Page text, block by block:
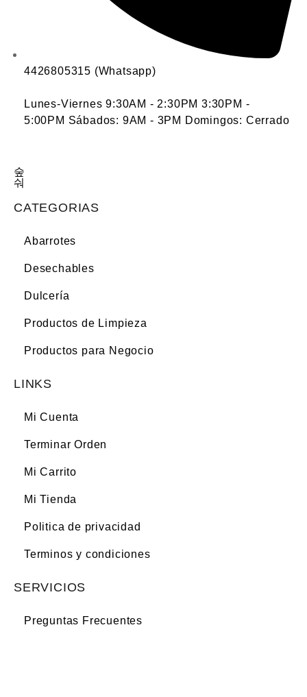
4426805315 (Whatsapp)
Lunes-Viernes 9:30AM - 2:30PM 3:30PM -
5:00PM Sábados: 9AM - 3PM Domingos: Cerrado
CATEGORIAS
Abarrotes
Desechables
Dulcería
Productos de Limpieza
Productos para Negocio
LINKS
Mi Cuenta
Terminar Orden
Mi Carrito
Mi Tienda
Politica de privacidad
Terminos y condiciones
SERVICIOS
Preguntas Frecuentes